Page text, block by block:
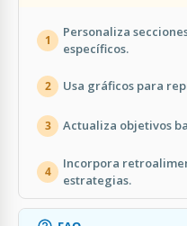
1
Personaliza
específicos.
2 Usa gráficos para
3 Actualiza objetivos
4
Incorpora
estrategias.